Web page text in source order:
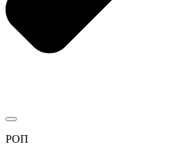
РОП